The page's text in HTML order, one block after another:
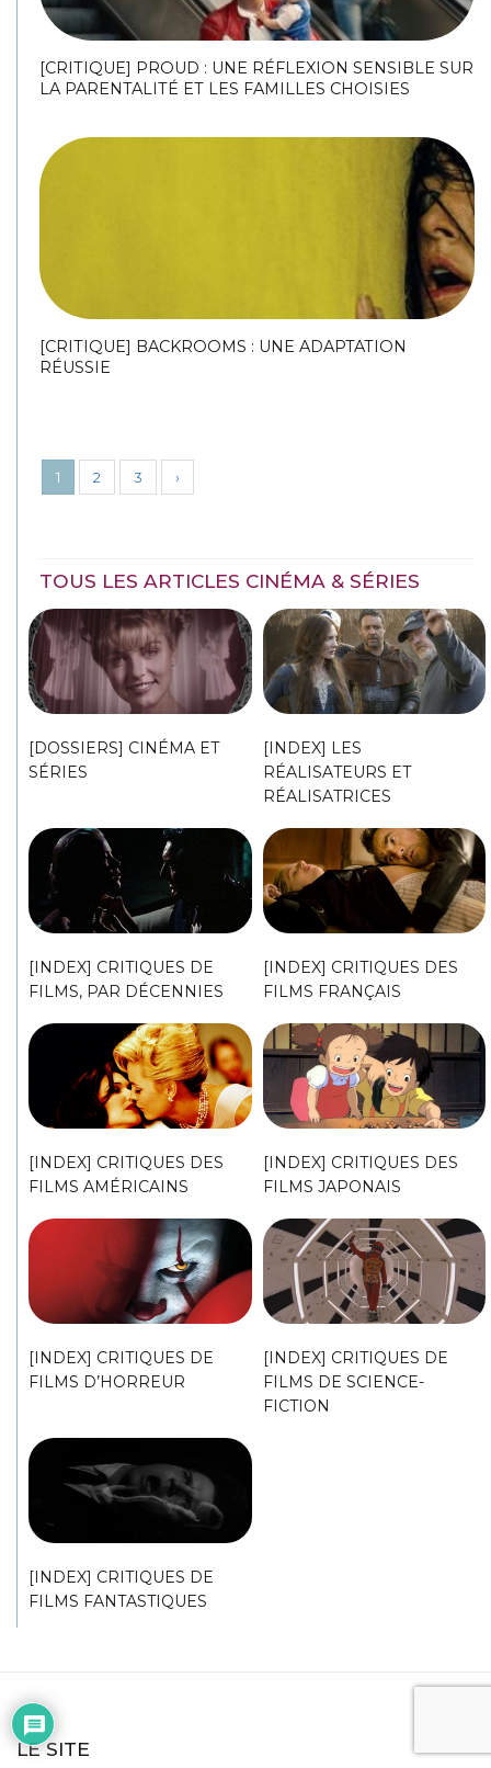
[CRITIQUE] PROUD : UNE RÉFLEXION SENSIBLE SUR
LA PARENTALITÉ ET LES FAMILLES CHOISIES
[CRITIQUE] BACKROOMS : UNE ADAPTATION
RÉUSSIE
1 2 3 ›
TOUS LES ARTICLES CINÉMA & SÉRIES
[DOSSIERS] CINÉMA ET
SÉRIES
[INDEX] LES
RÉALISATEURS ET
RÉALISATRICES
[INDEX] CRITIQUES DE
FILMS, PAR DÉCENNIES
[INDEX] CRITIQUES DES
FILMS FRANÇAIS
[INDEX] CRITIQUES DES
FILMS AMÉRICAINS
[INDEX] CRITIQUES DES
FILMS JAPONAIS
[INDEX] CRITIQUES DE
FILMS D’HORREUR
[INDEX] CRITIQUES DE
FILMS DE SCIENCE-
FICTION
[INDEX] CRITIQUES DE
FILMS FANTASTIQUES
LE SITE